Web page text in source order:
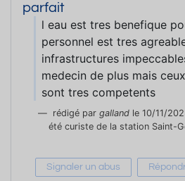
parfait
l eau est tres benefique
personnel est tres
infrastructures
medecin de plus mais
sont tres competents
rédigé par galland le 10/11/
été curiste de la station Saint-
Signaler un abus